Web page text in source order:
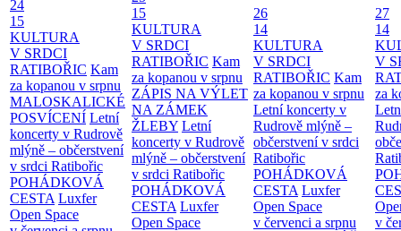
24
15
KULTURA
V SRDCI
RATIBOŘIC Kam
za kopanou v srpnu
MALOSKALICKÉ
POSVÍCENÍ Letní
koncerty v Rudrově
mlýně – občerstvení
v srdci Ratibořic
POHÁDKOVÁ
CESTA Luxfer
Open Space
15
KULTURA
V SRDCI
RATIBOŘIC Kam
za kopanou v srpnu
ZÁPIS NA VÝLET
NA ZÁMEK
ŽLEBY Letní
koncerty v Rudrově
mlýně – občerstvení
v srdci Ratibořic
POHÁDKOVÁ
CESTA Luxfer
Open Space
26
14
KULTURA
V SRDCI
RATIBOŘIC Kam
za kopanou v srpnu
Letní koncerty v
Rudrově mlýně –
občerstvení v srdci
Ratibořic
POHÁDKOVÁ
CESTA Luxfer
Open Space
v červenci a srpnu
27
14
V
za
v